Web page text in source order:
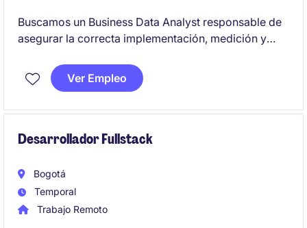
Buscamos un Business Data Analyst responsable de
asegurar la correcta implementación, medición y
apoyará la consolidación, estructuración y análisis
de información proveniente de distintas plataformas
Ver Empleo
Desarrollador Fullstack
Bogotá
Temporal
Trabajo Remoto